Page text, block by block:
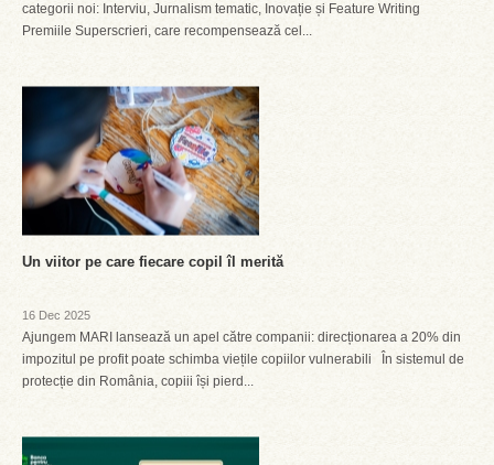
categorii noi: Interviu, Jurnalism tematic, Inovație și Feature Writing
Premiile Superscrieri, care recompensează cel...
Un viitor pe care fiecare copil îl merită
16 Dec 2025
Ajungem MARI lansează un apel către companii: direcționarea a 20% din
impozitul pe profit poate schimba viețile copiilor vulnerabili În sistemul de
protecție din România, copiii își pierd...